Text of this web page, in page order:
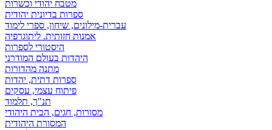
מטבח יהודי וכשרות
ספרות בדיונית יהודית
עברית-מילונים, שיחון, ספרי לימוד
אמנות חזותית. ליתוגרפיה
היסטורי לספרות
היהדות בעולם המודרני
מתנה מהדורות
ספרות דתית, יהדות
פיתוח עצמי, עסקים
תנ"ך, תלמוד
מסורות, חגים, הבית היהודי
המסורת היהודית